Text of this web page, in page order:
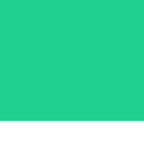
Ευελιξία και